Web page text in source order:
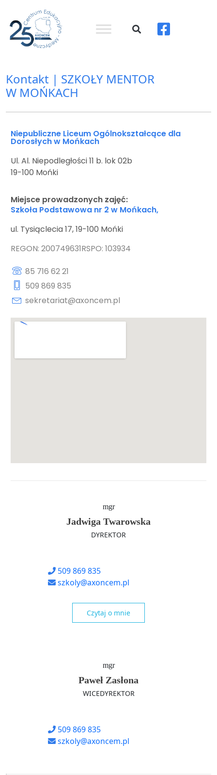
Kontakt | SZKOŁY MENTOR
W MOŃKACH
Niepubliczne Liceum Ogólnokształcące dla
Dorosłych w Mońkach
Ul. Al. Niepodległości 11 b. lok 02b
19-100 Mońki
Miejsce prowadzonych zajęć:
Szkoła Podstawowa nr 2 w Mońkach,
ul. Tysiąclecia 17, 19-100 Mońki
REGON: 200749631RSPO: 103934
85 716 62 21
509 869 835
sekretariat@axoncem.pl
mgr
Jadwiga Twarowska
DYREKTOR
509 869 835
szkoly@axoncem.pl
Czytaj o mnie
mgr
Paweł Zasłona
WICEDYREKTOR
509 869 835
szkoly@axoncem.pl